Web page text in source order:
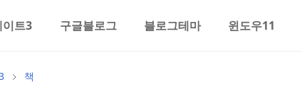
이트3 구글블로그 블로그테마 윈도우11
책